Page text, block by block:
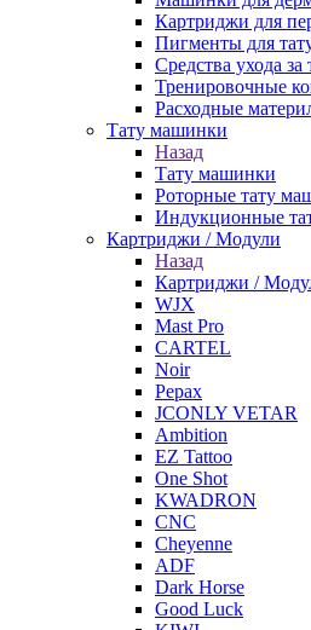
Картриджи для
Пигменты для
Средства ухода за
Тренировочные
Расходные
Тату машинки
Назад
Тату машинки
Роторные тату
Индукционные
Картриджи / Модули
Назад
Картриджи /
WJX
Mast Pro
CARTEL
Noir
Pepax
JCONLY VETAR
Ambition
EZ Tattoo
One Shot
KWADRON
CNC
Cheyenne
ADF
Dark Horse
Good Luck